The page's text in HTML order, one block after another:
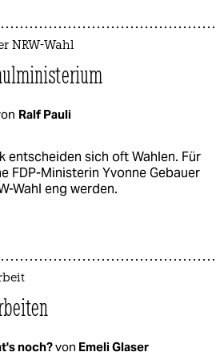
NRW-Wahl
Ralf Pauli
entscheiden sich oft Wahlen. Für
FDP-Ministerin Yvonne Gebauer
Wahl eng werden.
noch?von Emeli Glaser